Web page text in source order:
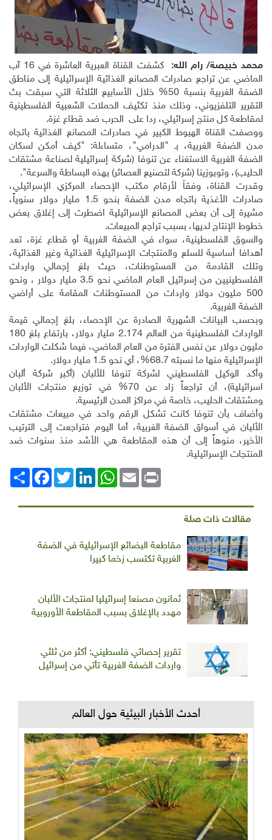
محمد خبيصة/ رام الله:
كشفت القناة العبرية العاشرة في 16 آب
الماضي عن تراجع صادرات المصانع الغذائية الإسرائيلية إلى مناطق
الضفة الغربية بنسبة 50% خلال الأسابيع الثلاثة التي سبقت بث
التقرير التلفزيوني، وذلك منذ تكثيف الحملات الشعبية الفلسطينية
لمقاطعة كل منتج إسرائيلي، ردا على الحرب ضد قطاع غزة.
ووصفت القناة الهبوط الكبير في صادرات المصانع الغذائية باتجاه
مدن الضفة الغربية، بـ "الدرامي"، متساءلة: "كيف أمكن لسكان
الضفة الغربية الاستغناء عن تنوفا (شركة إسرائيلية لصناعة مشتقات
الحليب)، وتوبوزينا (شركة لتصنيع العصائر) بهذه البساطة والسرعة".
وقدرت القناة، وفقاً لأرقام مكتب الإحصاء المركزي الإسرائيلي،
صادرات الأغذية باتجاه مدن الضفة بنحو 1.5 مليار دولار سنوياً،
مشيرة إلى أن بعض المصانع الإسرائيلية اضطرت إلى إغلاق بعض
خطوط الإنتاج لديها، بسبب تراجع المبيعات.
والسوق الفلسطينية، سواء في الضفة الغربية أو قطاع غزة، تعد
أهدافا أساسية للسلع والمنتجات الإسرائيلية الغذائية وغير الغذائية،
وتلك القادمة من المستوطنات، حيث بلغ إجمالي واردات
الفلسطينيين من إسرائيل العام الماضي نحو 3.5 مليار دولار ، ونحو
500 مليون دولار واردات من المستوطنات المقامة على أراضي
الضفة الغربية.
وبحسب البيانات الشهرية الصادرة عن الإحصاء، بلغ إجمالي قيمة
الواردات الفلسطينية من العالم 2.174 مليار دولار، بارتفاع بلغ 180
مليون دولار عن نفس الفترة من العام الماضي، فيما شكلت الواردات
الإسرائيلية منها ما نسبته 68.7%، أي نحو 1.5 مليار دولار.
وأكد الوكيل الفلسطيني لشركة تنوفا للألبان (أكبر شركة ألبان
اسرائيلية)، أن تراجعاً زاد عن 70% في توزيع منتجات الألبان
ومشتقات الحليب، خاصة في مراكز المدن الرئيسية.
وأضاف بأن تنوفا كانت تشكل الرقم واحد في مبيعات مشتقات
الألبان في أسواق الضفة الغربية، أما اليوم فتراجعت إلى الترتيب
الأخير، منوهاً إلى أن هذه المقاطعة هي الأشد منذ سنوات ضد
المنتجات الإسرائيلية.
انشر
FacebookTwitterLinkedIn
WhatsAppEmail Print
مقالات ذات صلة
مقاطعة البضائع الإسرائيلية في الضفة
الغربية تكتسب زخما كبيرا
ثمانون مصنعا إسرائيليا لمنتجات الألبان
مهدد بالإغلاق بسبب المقاطعة الأوروبية
تقرير إحصائي فلسطيني: أكثر من ثلثي
واردات الضفة الغربية تأتي من إسرائيل
أحدث الأخبار البيئية حول العالم